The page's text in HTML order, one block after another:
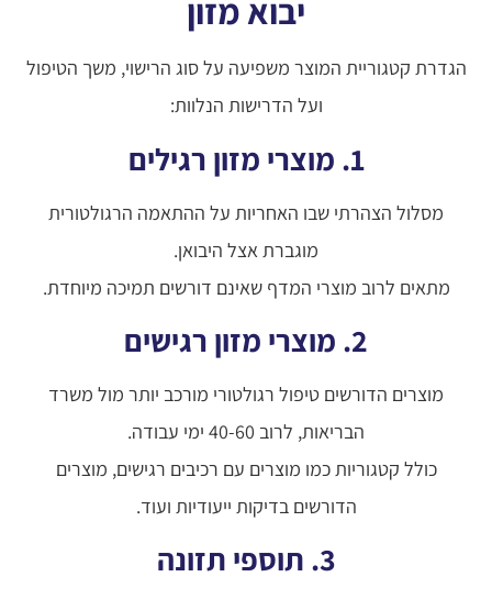
יבוא מזון
הגדרת קטגוריית המוצר משפיעה על סוג הרישוי, משך הטיפול
ועל הדרישות הנלוות:
1. מוצרי מזון רגילים
מסלול הצהרתי שבו האחריות על ההתאמה הרגולטורית
מוגברת אצל היבואן.
מתאים לרוב מוצרי המדף שאינם דורשים תמיכה מיוחדת.
2. מוצרי מזון רגישים
מוצרים הדורשים טיפול רגולטורי מורכב יותר מול משרד
הבריאות, לרוב 40-60 ימי עבודה.
כולל קטגוריות כמו מוצרים עם רכיבים רגישים, מוצרים
הדורשים בדיקות ייעודיות ועוד.
3. תוספי תזונה